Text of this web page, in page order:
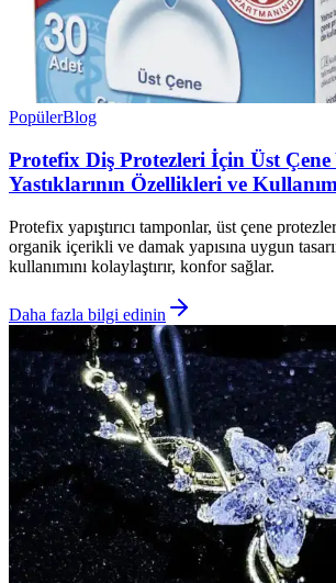
PopülerBlog
Protefix Diş Protezleri İçin Üst Çene
Yastıklarının Özellikleri ve
Protefix yapıştırıcı tamponlar, üst çene
organik içerikli ve damak yapısına uygun
kullanımını kolaylaştırır, konfor sağlar.
Daha fazla bilgi edinin